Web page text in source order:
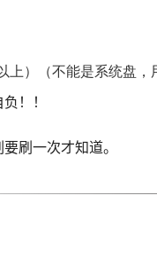
上）（不能是系统盘
！！
刷一次才知道。